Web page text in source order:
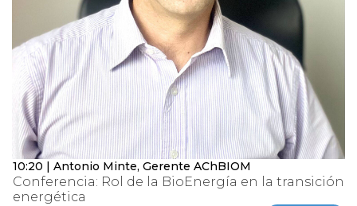
10:20 | Antonio Minte, Gerente AChBIOM
Conferencia: Rol de la BioEnergía en la transición
energética